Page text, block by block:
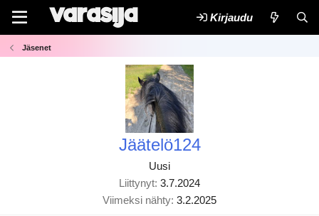
Kirjaudu
Jäsenet
Jäätelö124
Uusi
Liittynyt 3.7.2024
Viimeksi nähty 3.2.2025